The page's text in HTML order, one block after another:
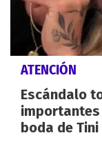
ATENCIÓN
Escándalo
boda de